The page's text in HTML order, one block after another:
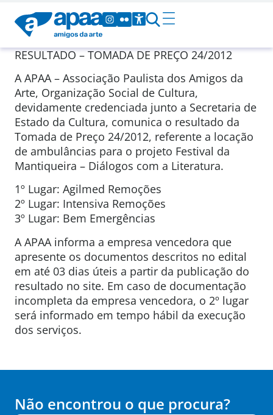
RESULTADO – TOMADA DE PREÇO 24/2012
A APAA – Associação Paulista dos Amigos da
Arte, Organização Social de Cultura,
devidamente credenciada junto a Secretaria de
Estado da Cultura, comunica o resultado da
Tomada de Preço 24/2012, referente a locação
de ambulâncias para o projeto Festival da
Mantiqueira – Diálogos com a Literatura.
1º Lugar: Agilmed Remoções
2º Lugar: Intensiva Remoções
3º Lugar: Bem Emergências
A APAA informa a empresa vencedora que
apresente os documentos descritos no edital
em até 03 dias úteis a partir da publicação do
resultado no site. Em caso de documentação
incompleta da empresa vencedora, o 2º lugar
será informado em tempo hábil da execução
dos serviços.
Não encontrou o que procura?